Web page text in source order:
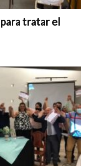
tratar el